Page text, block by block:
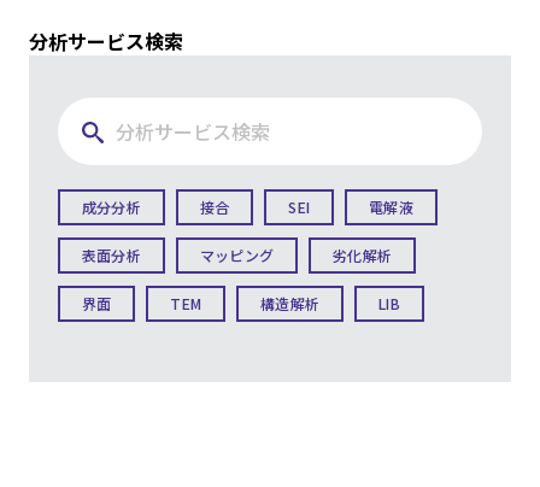
分析サービス検索
成分分析 接合 SEI 電解液
表面分析 マッピング 劣化解析
界面 TEM 構造解析 LIB